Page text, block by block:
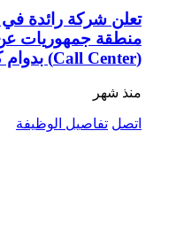
تعلن شركة رائدة في
منطقة جمهوريات
(Call Center) بدوام كامل.
منذ شهر
اتصل تفاصيل الوظيفة